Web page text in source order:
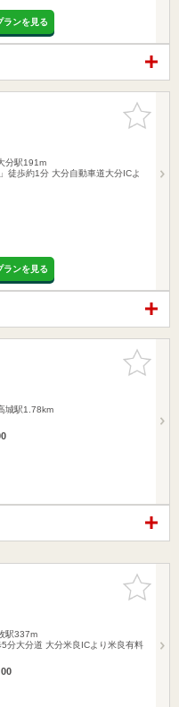
ランを見る
お気に入
りに追加
分駅191m
徒歩約1分 大分自動車道大分ICよ
ランを見る
お気に入
りに追加
城駅1.78km
お気に入
りに追加
駅337m
分大分道 大分米良ICより米良有料